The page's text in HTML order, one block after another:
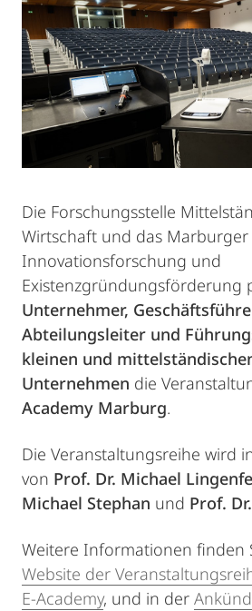
Die Forschungsstelle
Wirtschaft und das
Innovationsforschung und
Existenzgründungsförderung
Unternehmer,
Abteilungsleiter und
kleinen und
Unternehmen die
Academy Marburg.
Die Veranstaltungsreihe wird
von Prof. Dr. Michael
Michael Stephan und Prof.
Weitere Informationen finden
Website der
E-Academy, und in der